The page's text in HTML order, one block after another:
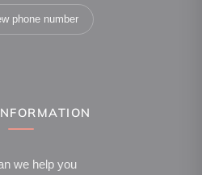
phone number
we help you